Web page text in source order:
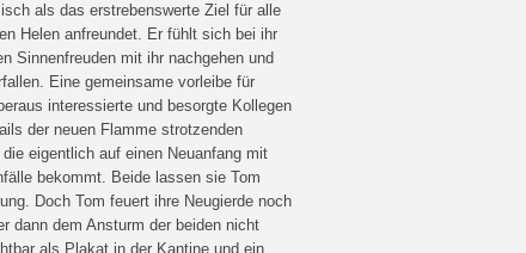
als das erstrebenswerte Ziel für alle
Helen anfreundet. Er fühlt sich bei ihr
Sinnenfreuden mit ihr nachgehen und
Eine gemeinsame vorleibe für
interessierte und besorgte Kollegen
der neuen Flamme strotzenden
eigentlich auf einen Neuanfang mit
bekommt. Beide lassen sie Tom
Doch Tom feuert ihre Neugierde noch
dann dem Ansturm der beiden nicht
als Plakat in der Kantine und ein